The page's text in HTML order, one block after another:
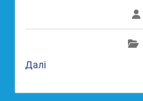
Далі